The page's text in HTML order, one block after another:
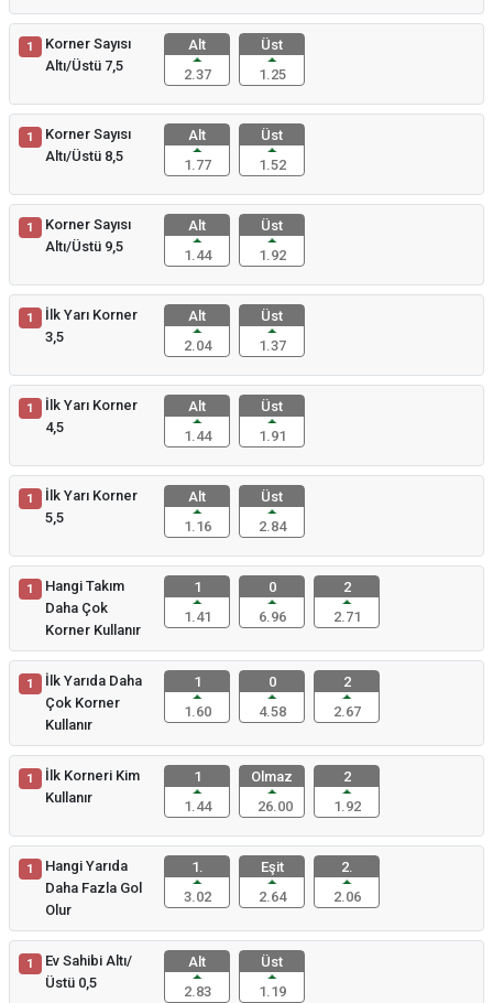
1
Korner Sayısı
Altı/Üstü 7,5
Alt
2.37
Üst
1.25
1
Korner Sayısı
Altı/Üstü 8,5
Alt
1.77
Üst
1.52
1
Korner Sayısı
Altı/Üstü 9,5
Alt
1.44
Üst
1.92
1
İlk Yarı Korner
3,5
Alt
2.04
Üst
1.37
1
İlk Yarı Korner
4,5
Alt
1.44
Üst
1.91
1
İlk Yarı Korner
5,5
Alt
1.16
Üst
2.84
1
Hangi Takım
Daha Çok
Korner Kullanır
1
1.41
0
6.96
2
2.71
1
İlk Yarıda Daha
Çok Korner
Kullanır
1
1.60
0
4.58
2
2.67
1
İlk Korneri Kim
Kullanır
1
1.44
Olmaz
26.00
2
1.92
1
Hangi Yarıda
Daha Fazla Gol
Olur
1.
3.02
Eşit
2.64
2.
2.06
1
Ev Sahibi Altı/
Üstü 0,5
Alt
2.83
Üst
1.19